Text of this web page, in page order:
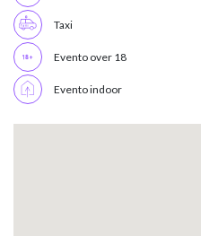
Taxi
Evento over 18
Evento indoor